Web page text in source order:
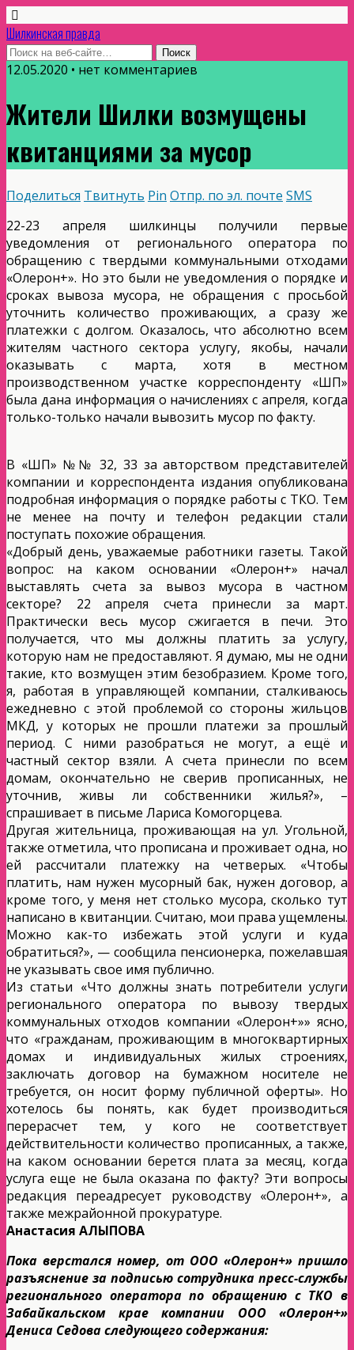
Шилкинская правда
12.05.2020 • нет комментариев
Жители Шилки возмущены
квитанциями за мусор
Поделиться Твитнуть Pin Отпр. по эл. почте SMS
22-23 апреля шилкинцы получили первые
уведомления от регионального оператора по
обращению с твердыми коммунальными отходами
«Олерон+». Но это были не уведомления о порядке и
сроках вывоза мусора, не обращения с просьбой
уточнить количество проживающих, а сразу же
платежки с долгом. Оказалось, что абсолютно всем
жителям частного сектора услугу, якобы, начали
оказывать с марта, хотя в местном
производственном участке корреспонденту «ШП»
была дана информация о начислениях с апреля, когда
только-только начали вывозить мусор по факту.
В «ШП» №№ 32, 33 за авторством представителей
компании и корреспондента издания опубликована
подробная информация о порядке работы с ТКО. Тем
не менее на почту и телефон редакции стали
поступать похожие обращения.
«Добрый день, уважаемые работники газеты. Такой
вопрос: на каком основании «Олерон+» начал
выставлять счета за вывоз мусора в частном
секторе? 22 апреля счета принесли за март.
Практически весь мусор сжигается в печи. Это
получается, что мы должны платить за услугу,
которую нам не предоставляют. Я думаю, мы не одни
такие, кто возмущен этим безобразием. Кроме того,
я, работая в управляющей компании, сталкиваюсь
ежедневно с этой проблемой со стороны жильцов
МКД, у которых не прошли платежи за прошлый
период. С ними разобраться не могут, а ещё и
частный сектор взяли. А счета принесли по всем
домам, окончательно не сверив прописанных, не
уточнив, живы ли собственники жилья?», –
спрашивает в письме Лариса Комогорцева.
Другая жительница, проживающая на ул. Угольной,
также отметила, что прописана и проживает одна, но
ей рассчитали платежку на четверых. «Чтобы
платить, нам нужен мусорный бак, нужен договор, а
кроме того, у меня нет столько мусора, сколько тут
написано в квитанции. Считаю, мои права ущемлены.
Можно как-то избежать этой услуги и куда
обратиться?», — сообщила пенсионерка, пожелавшая
не указывать свое имя публично.
Из статьи «Что должны знать потребители услуги
регионального оператора по вывозу твердых
коммунальных отходов компании «Олерон+»» ясно,
что «гражданам, проживающим в многоквартирных
домах и индивидуальных жилых строениях,
заключать договор на бумажном носителе не
требуется, он носит форму публичной оферты». Но
хотелось бы понять, как будет производиться
перерасчет тем, у кого не соответствует
действительности количество прописанных, а также,
на каком основании берется плата за месяц, когда
услуга еще не была оказана по факту? Эти вопросы
редакция переадресует руководству «Олерон+», а
также межрайонной прокуратуре.
Анастасия АЛЫПОВА
Пока верстался номер, от ООО «Олерон+» пришло
разъяснение за подписью сотрудника пресс-службы
регионального оператора по обращению с ТКО в
Забайкальском крае компании ООО «Олерон+»
Дениса Седова следующего содержания: